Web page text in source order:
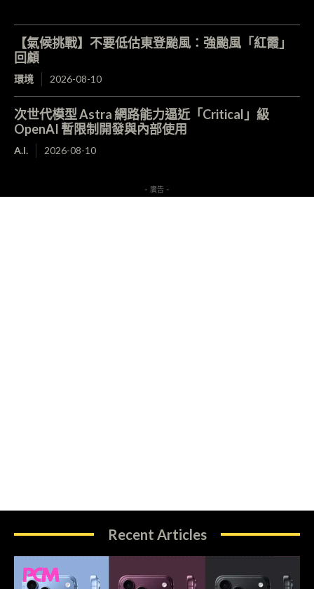
【氣候挑戰】不要低估東登颱風：強颱風「紅霞」
回顧
環境 2026-08-10
次世代模型 Astra 網路能力逼近「Critical」級
OpenAI 暫限制開發與內部使用
A.I. 2026-08-10
- 廣告 -
Recent Articles